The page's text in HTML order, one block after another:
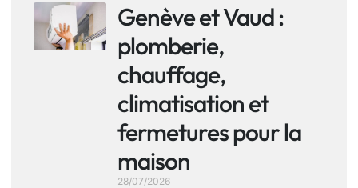
Genève et Vaud :
plomberie,
chauffage,
climatisation et
fermetures pour la
maison
28/07/2026